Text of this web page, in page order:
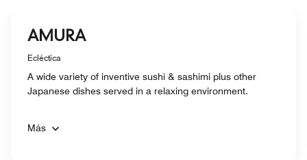
AMURA
Ecléctica
A wide variety of inventive sushi & sashimi plus other
Japanese dishes served in a relaxing environment.
Más